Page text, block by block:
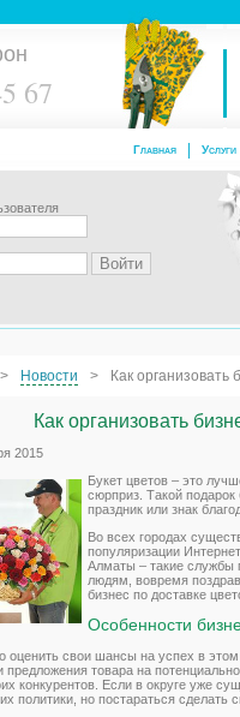
67
Услуги
Главная
Новости Как организовать
Как организовать
2015
Букет цветов – это
сюрприз. Такой
праздник или знак
Во всех городах
популяризации
Алматы – такие службы
людям, вовремя
бизнес по доставке
Особенности
оценить свои шансы на успех в
предложения товара на
конкурентов. Если в округе уже
политики, но постараться сделать